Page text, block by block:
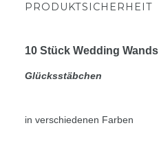
PRODUKTSICHERHEIT
10 Stück Wedding Wands
Glücksstäbchen
in verschiedenen Farben